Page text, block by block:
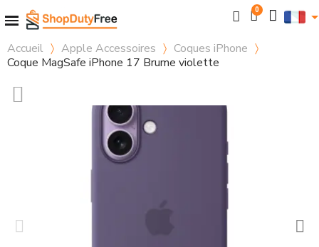
Accueil Apple Accessoires
Coques iPhone
Coque MagSafe iPhone 17 Brume violette